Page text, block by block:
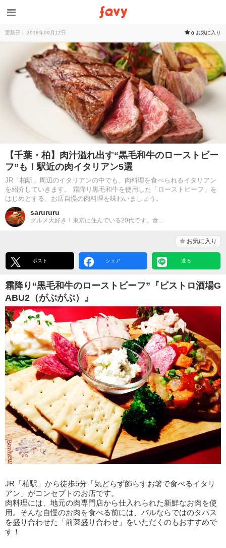
更新日： 2018年09月12日 0 お気に入り
【千葉・柏】肉汁溢れ出す“黒毛和牛のローストビー
フ”も！駅近の肉イタリアン5選
JR「柏駅」周辺のイタリアンの中でも、肉料理を食べられるイタリアン
を紹介していきます。 霜降り黒毛和牛を使用した「ローストビーフ」を
はじめとする、お店自慢の肉料理を味わいましょう。
sarururu
グルメ大好き！東京に住んでいる20代です。食...
お気に入り
ポスト シェア 送る
霜降り“黒毛和牛のローストビーフ”『ビストロ酒場G
ABU2（がぶがぶ）』
JR「柏駅」から徒歩5分「気どらず飾らすお箸で食べるイタリ
アン」がコンセプトのお店です。
肉料理には、地元の肉専門店から仕入れられた新鮮なお肉を使
用。そんな自慢のお肉を食べる前には、バルならではのタパス
を盛り合わせた「前菜盛り合わせ」をいただくのもおすすめで
す！